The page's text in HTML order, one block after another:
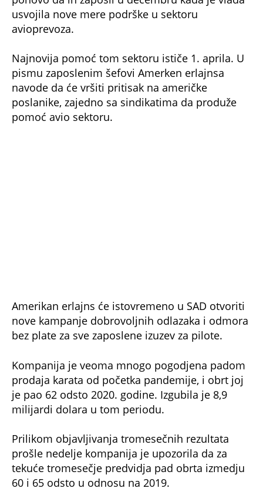
usvojila nove mere podrške u sektoru
avioprevoza.
Najnovija pomoć tom sektoru ističe 1. aprila. U
pismu zaposlenim šefovi Amerken erlajnsa
navode da će vršiti pritisak na američke
poslanike, zajedno sa sindikatima da produže
pomoć avio sektoru.
Amerikan erlajns će istovremeno u SAD otvoriti
nove kampanje dobrovoljnih odlazaka i odmora
bez plate za sve zaposlene izuzev za pilote.
Kompanija je veoma mnogo pogodjena padom
prodaja karata od početka pandemije, i obrt joj
je pao 62 odsto 2020. godine. Izgubila je 8,9
milijardi dolara u tom periodu.
Prilikom objavljivanja tromesečnih rezultata
prošle nedelje kompanija je upozorila da za
tekuće tromesečje predvidja pad obrta izmedju
60 i 65 odsto u odnosu na 2019.